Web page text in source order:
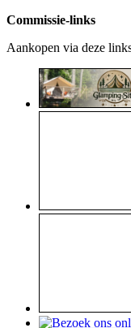
Commissie-links
Aankopen via deze